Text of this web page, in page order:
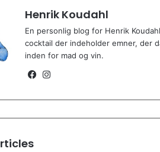
Henrik Koudahl
En personlig blog for Henrik
cocktail der indeholder emner,
inden for mad og vin.
Facebook